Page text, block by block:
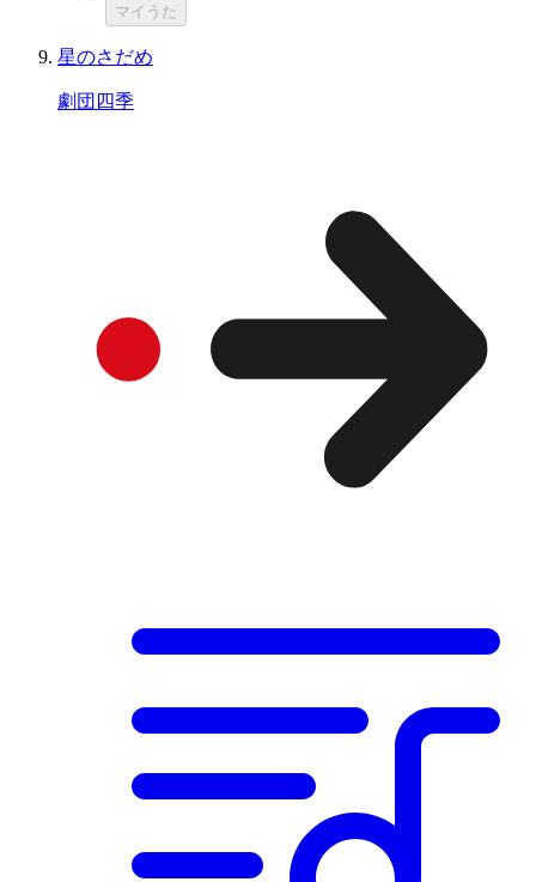
マイうた
星のさだめ
劇団四季